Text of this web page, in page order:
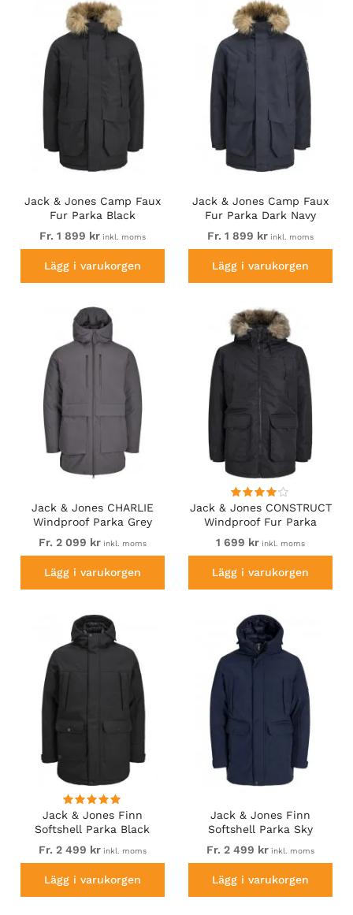
Jack & Jones Camp Faux
Fur Parka Black
Fr. 1 899 krinkl. moms
Lägg i varukorgen
Jack & Jones Camp Faux
Fur Parka Dark Navy
Fr. 1 899 kr inkl. moms
Lägg i varukorgen
Jack & Jones CHARLIE
Windproof Parka Grey
Fr. 2 099 krinkl. moms
Lägg i varukorgen
Jack & Jones CONSTRUCT
Windproof Fur Parka
Black
1 699 kr inkl. moms
Lägg i varukorgen
Jack & Jones Finn
Softshell Parka Black
Fr. 2 499 krinkl. moms
Lägg i varukorgen
Jack & Jones Finn
Softshell Parka Sky
Captain
Fr. 2 499 kr inkl. moms
Lägg i varukorgen